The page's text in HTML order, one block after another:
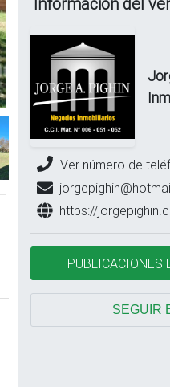
Ver número de
https://
PUBLICACIONES
SEGUIR